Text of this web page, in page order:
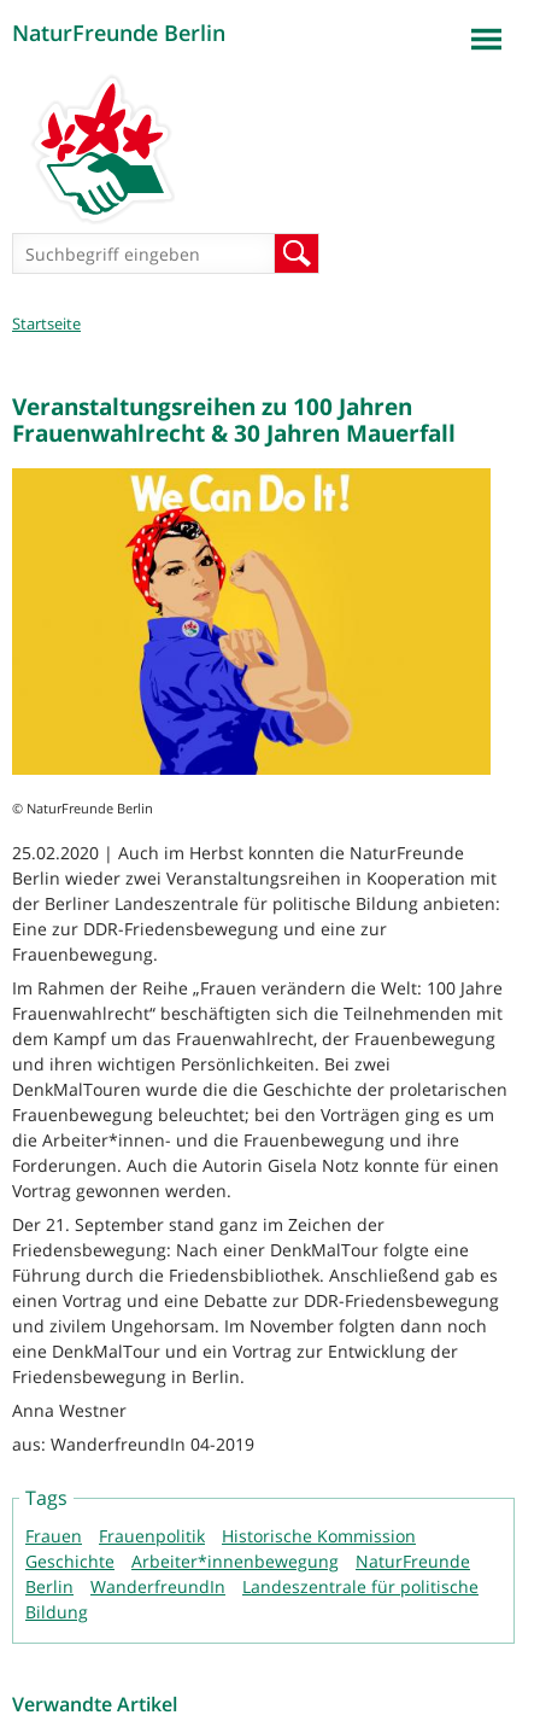
NaturFreunde Berlin
Suchformular
Sie
Startseite
Veranstaltungsreihen zu 100 Jahren
Frauenwahlrecht & 30 Jahren Mauerfall
© NaturFreunde Berlin
25.02.2020 | Auch im Herbst konnten die NaturFreunde
Berlin wieder zwei Veranstaltungsreihen in Kooperation mit
der Berliner Landeszentrale für politische Bildung anbieten:
Eine zur DDR-Friedensbewegung und eine zur
Frauenbewegung.
Im Rahmen der Reihe „Frauen verändern die Welt: 100 Jahre
Frauenwahlrecht“ beschäftigten sich die Teilnehmenden mit
dem Kampf um das Frauenwahlrecht, der Frauenbewegung
und ihren wichtigen Persönlichkeiten. Bei zwei
DenkMalTouren wurde die die Geschichte der proletarischen
Frauenbewegung beleuchtet; bei den Vorträgen ging es um
die Arbeiter*innen- und die Frauenbewegung und ihre
Forderungen. Auch die Autorin Gisela Notz konnte für einen
Vortrag gewonnen werden.
Der 21. September stand ganz im Zeichen der
Friedensbewegung: Nach einer DenkMalTour folgte eine
Führung durch die Friedensbibliothek. Anschließend gab es
einen Vortrag und eine Debatte zur DDR-Friedensbewegung
und zivilem Ungehorsam. Im November folgten dann noch
eine DenkMalTour und ein Vortrag zur Entwicklung der
Friedensbewegung in Berlin.
Anna Westner
aus: WanderfreundIn 04-2019
Tags
Frauen Frauenpolitik
Historische Kommission
Geschichte
Arbeiter*innenbewegung
NaturFreunde
Berlin
WanderfreundIn
Landeszentrale für politische
Bildung
Verwandte Artikel